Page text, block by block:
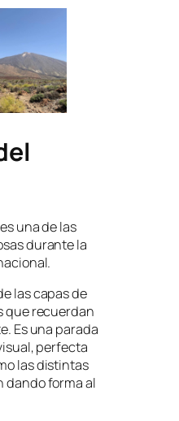
una de las
durante la
las capas de
que recuerdan
Es una parada
perfecta
las distintas
dando forma al